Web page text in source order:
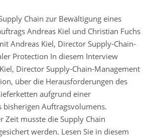
Chain zur Bewältigung eines
Andreas Kiel und Christian Fuchs
Andreas Kiel, Director Supply-Chain-
Protection In diesem Interview
Director Supply-Chain-Management
über die Herausforderungen des
aufgrund einer
bisherigen Auftragsvolumens.
Zeit musste die Supply Chain
werden. Lesen Sie in diesem